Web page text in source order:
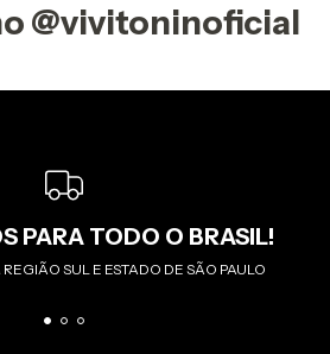
@vivitoninoficial
PARA TODO O BRASIL!
REGIÃO SUL E ESTADO DE SÃO PAULO